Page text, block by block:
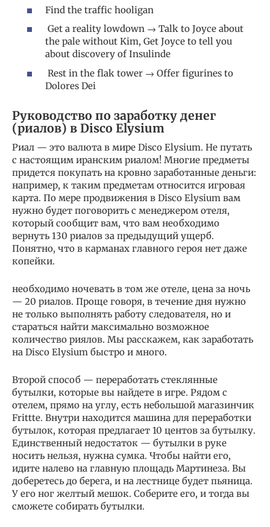
Find the traffic hooligan
Get a reality lowdown → Talk to Joyce about
the pale without Kim, Get Joyce to tell you
about discovery of Insulinde
Rest in the flak tower → Offer figurines to
Dolores Dei
Руководство по заработку денег
(риалов) в Disco Elysium
Риал — это валюта в мире Disco Elysium. Не путать
с настоящим иранским риалом! Многие предметы
придется покупать на кровно заработанные деньги:
например, к таким предметам относится игровая
карта. По мере продвижения в Disco Elysium вам
нужно будет поговорить с менеджером отеля,
который сообщит вам, что вам необходимо
вернуть 130 риалов за предыдущий ущерб.
Понятно, что в карманах главного героя нет даже
копейки.
необходимо ночевать в том же отеле, цена за ночь
— 20 риалов. Проще говоря, в течение дня нужно
не только выполнять работу следователя, но и
стараться найти максимально возможное
количество риялов. Мы расскажем, как заработать
на Disco Elysium быстро и много.
Второй способ — переработать стеклянные
бутылки, которые вы найдете в игре. Рядом с
отелем, прямо на углу, есть небольшой магазинчик
Frittte. Внутри находится машина для переработки
бутылок, которая предлагает 10 центов за бутылку.
Единственный недостаток — бутылки в руке
носить нельзя, нужна сумка. Чтобы найти его,
идите налево на главную площадь Мартинеза. Вы
доберетесь до берега, и на лестнице будет пьяница.
У его ног желтый мешок. Соберите его, и тогда вы
сможете собирать бутылки.